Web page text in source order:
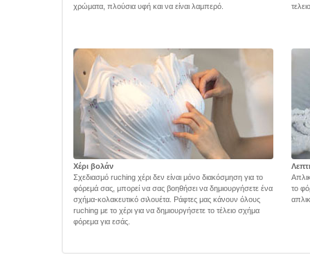
χρώματα, πλούσια υφή και να είναι λαμπερό.
Χέρι βολάν
Σχεδιασμό ruching χέρι δεν είναι μόνο διακόσμηση για το
φόρεμά σας, μπορεί να σας βοηθήσει να δημιουργήσετε ένα
σχήμα-κολακευτικό σιλουέτα. Ράφτες μας κάνουν όλους
ruching με το χέρι για να δημιουργήσετε το τέλειο σχήμα
φόρεμα για εσάς.
το